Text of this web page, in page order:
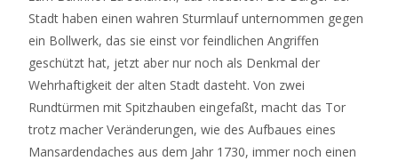
Stadt haben einen wahren Sturmlauf unternommen gegen
ein Bollwerk, das sie einst vor feindlichen Angriffen
geschützt hat, jetzt aber nur noch als Denkmal der
Wehrhaftigkeit der alten Stadt dasteht. Von zwei
Rundtürmen mit Spitzhauben eingefaßt, macht das Tor
trotz macher Veränderungen, wie des Aufbaues eines
Mansardendaches aus dem Jahr 1730, immer noch einen